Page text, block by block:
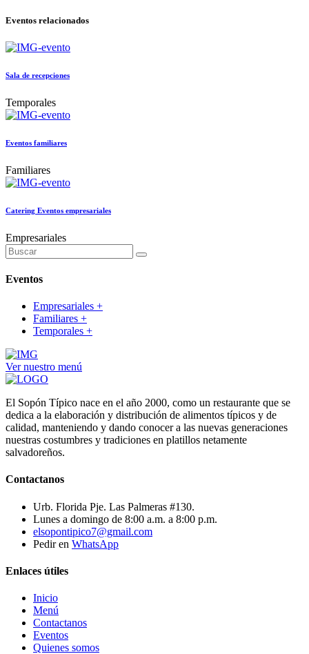
Eventos relacionados
Sala de recepciones
Temporales
Eventos familiares
Familiares
Catering Eventos empresariales
Empresariales
Eventos
Empresariales +
Familiares +
Temporales +
Ver nuestro menú
El Sopón Típico nace en el año 2000, como un restaurante que se
dedica a la elaboración y distribución de alimentos típicos y de
calidad, manteniendo y dando conocer a las nuevas generaciones
nuestras costumbres y tradiciones en platillos netamente
salvadoreños.
Contactanos
Urb. Florida Pje. Las Palmeras #130.
Lunes a domingo de 8:00 a.m. a 8:00 p.m.
elsopontipico7@gmail.com
Pedir en WhatsApp
Enlaces útiles
Inicio
Menú
Contactanos
Eventos
Quienes somos